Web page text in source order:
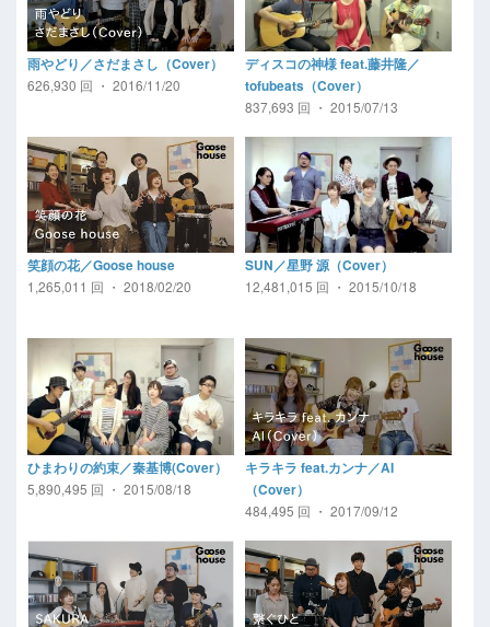
雨やどり／さだまさし（Cover）
626,930 回 ・ 2016/11/20
ディスコの神様 feat.藤井隆／
tofubeats（Cover）
837,693 回 ・ 2015/07/13
笑顔の花／Goose house
1,265,011 回 ・ 2018/02/20
SUN／星野 源（Cover）
12,481,015 回 ・ 2015/10/18
ひまわりの約束／秦基博(Cover）
5,890,495 回 ・ 2015/08/18
キラキラ feat.カンナ／AI
（Cover）
484,495 回 ・ 2017/09/12